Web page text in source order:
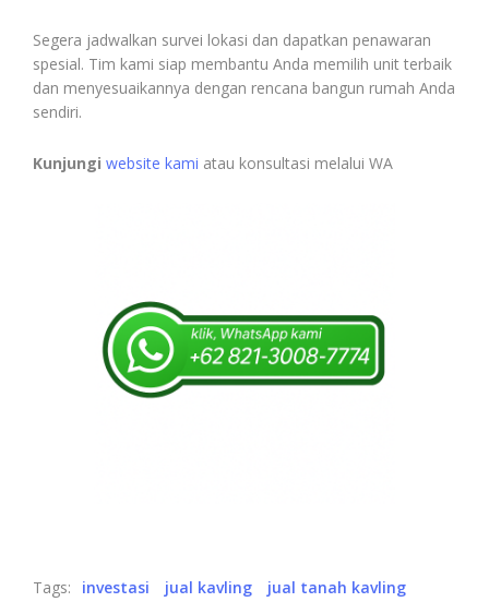
Segera jadwalkan survei lokasi dan dapatkan penawaran
spesial. Tim kami siap membantu Anda memilih unit terbaik
dan menyesuaikannya dengan rencana bangun rumah Anda
sendiri.
Kunjungi website kami atau konsultasi melalui WA
Tags: investasi jual kavling
jual tanah kavling